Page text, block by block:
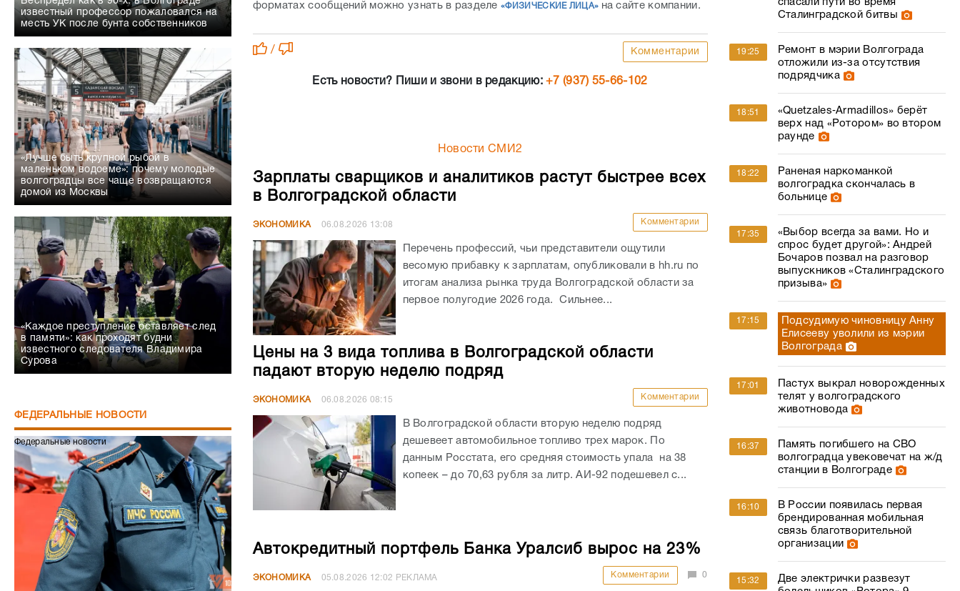
известный профессор пожаловался на
месть УК после бунта собственников
«Лучше быть крупной рыбой в
маленьком водоеме»: почему молодые
волгоградцы все чаще возвращаются
домой из Москвы
«Каждое преступление оставляет след
в памяти»: как проходят будни
известного следователя Владимира
Сурова
ФЕДЕРАЛЬНЫЕ НОВОСТИ
Федеральные новости
форматах сообщений можно узнать в разделе«ФИЗИЧЕСКИЕ ЛИЦА» на сайте компании.
/ Комментарии
Есть новости? Пиши и звони в редакцию:+7 (937) 55-66-102
Новости СМИ2
Зарплаты сварщиков и аналитиков растут быстрее всех
в Волгоградской области
ЭКОНОМИКА 06.08.2026 13:08 Комментарии
Перечень профессий, чьи представители ощутили
весомую прибавку к зарплатам, опубликовали в hh.ru по
итогам анализа рынка труда Волгоградской области за
первое полугодие 2026 года. Сильнее...
Цены на 3 вида топлива в Волгоградской области
падают вторую неделю подряд
ЭКОНОМИКА 06.08.2026 08:15 Комментарии
В Волгоградской области вторую неделю подряд
дешевеет автомобильное топливо трех марок. По
данным Росстата, его средняя стоимость упала на 38
копеек – до 70,63 рубля за литр. АИ-92 подешевел с...
Автокредитный портфель Банка Уралсиб вырос на 23%
ЭКОНОМИКА 05.08.2026 12:02 РЕКЛАМА Комментарии 0
спасали пути во время
Сталинградской битвы
19:25
Ремонт в мэрии Волгограда
отложили из-за отсутствия
подрядчика
18:51
«Quetzales‑Armadillos» берёт
верх над «Ротором» во втором
раунде
18:22
Раненая наркоманкой
волгоградка скончалась в
больнице
17:35
«Выбор всегда за вами. Но и
спрос будет другой»: Андрей
Бочаров позвал на разговор
выпускников «Сталинградского
призыва»
17:15
Подсудимую чиновницу Анну
Елисееву уволили из мэрии
Волгограда
17:01
Пастух выкрал новорожденных
телят у волгоградского
животновода
16:37
Память погибшего на СВО
волгоградца увековечат на ж/д
станции в Волгограде
16:10
В России появилась первая
брендированная мобильная
связь благотворительной
организации
15:32
Две электрички развезут